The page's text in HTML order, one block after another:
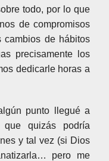
todo, por lo que
de compromisos
cambios de hábitos
precisamente los
dedicarle horas a
punto llegué a
quizás podría
y tal vez (si Dios
pero me